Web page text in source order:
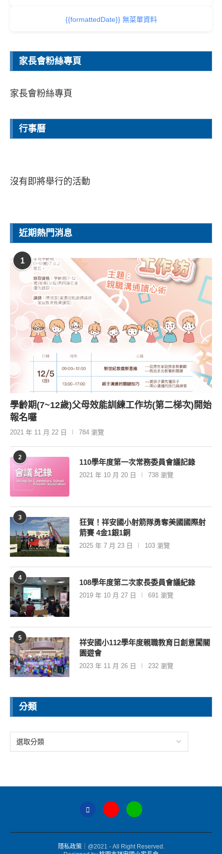
{{formattedDate}} 無菜單資料
家長會粉絲專頁
家長會粉絲專頁
行事曆
沒有即將舉行的活動
近期熱門消息
1
學齡期(7~12歲)父母效能訓練工作坊(第二梯次)開始
報名囉
2021 年 11 月 22 日 784 瀏覽
2
110學年度第一次常務委員會議記錄
2021 年 10 月 20 日 738 瀏覽
3
狂賀！祥安國小射箭隊勇奪美國國際射
箭賽 4金1銀1銅
2025 年 7 月 23 日 103 瀏覽
4
108學年度第二次家長委員會議紀錄
2019 年 10 月 27 日 691 瀏覽
5
祥安國小112學年度親職教育日創意闖關
園遊會
2023 年 11 月 26 日 232 瀏覽
分類
隱私政策｜@2021 - All Right Reserved.